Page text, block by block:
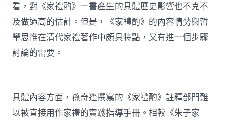
看，對《家禮酌》一書產生的具體歷史影響也不克不
及做過高的估計。但是，《家禮酌》的內容情勢與哲
學思惟在清代家禮著作中頗具特點，又有進一個步驟
討論的需要。
具體內容方面，孫奇逢撰寫的《家禮酌》註釋部門難
以被直接用作家禮的實踐指導手冊。相較《朱子家